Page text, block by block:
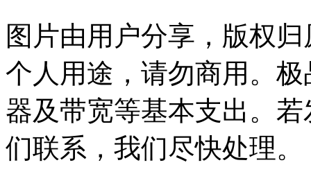
图片由用户分享，版权
个人用途，请勿商用。
器及带宽等基本支出。
们联系，我们尽快处理。